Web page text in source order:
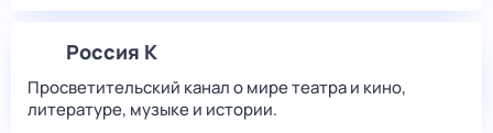
Россия К
Просветительский канал о мире театра и кино,
литературе, музыке и истории.